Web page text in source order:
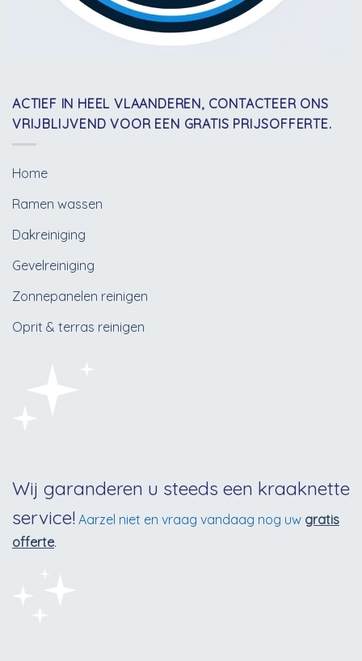
ACTIEF IN HEEL VLAANDEREN, CONTACTEER ONS
VRIJBLIJVEND VOOR EEN GRATIS PRIJSOFFERTE.
Home
Ramen wassen
Dakreiniging
Gevelreiniging
Zonnepanelen reinigen
Oprit & terras reinigen
Wij garanderen u steeds een kraaknette
service! Aarzel niet en vraag vandaag nog uw gratis
offerte.